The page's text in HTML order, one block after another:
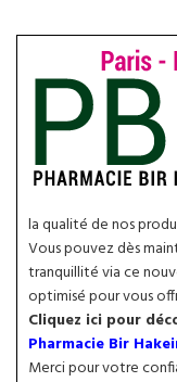
la qualité de nos
Vous pouvez dès
tranquillité via ce
optimisé pour vous
Cliquez ici pour
Pharmacie Bir
Merci pour votre